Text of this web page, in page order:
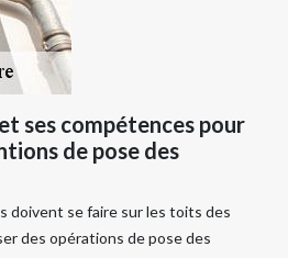
ses compétences pour
de pose des
doivent se faire sur les toits des
des opérations de pose des